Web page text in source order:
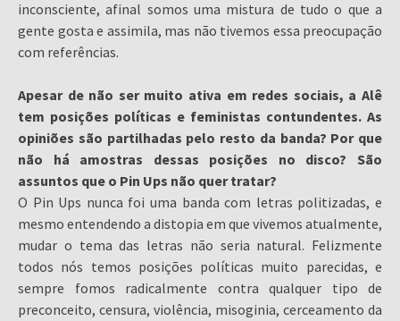
inconsciente, afinal somos uma mistura de tudo o que a
gente gosta e assimila, mas não tivemos essa preocupação
com referências.
Apesar de não ser muito ativa em redes sociais, a Alê
tem posições políticas e feministas contundentes. As
opiniões são partilhadas pelo resto da banda? Por que
não há amostras dessas posições no disco? São
assuntos que o Pin Ups não quer tratar?
O Pin Ups nunca foi uma banda com letras politizadas, e
mesmo entendendo a distopia em que vivemos atualmente,
mudar o tema das letras não seria natural. Felizmente
todos nós temos posições políticas muito parecidas, e
sempre fomos radicalmente contra qualquer tipo de
preconceito, censura, violência, misoginia, cerceamento da